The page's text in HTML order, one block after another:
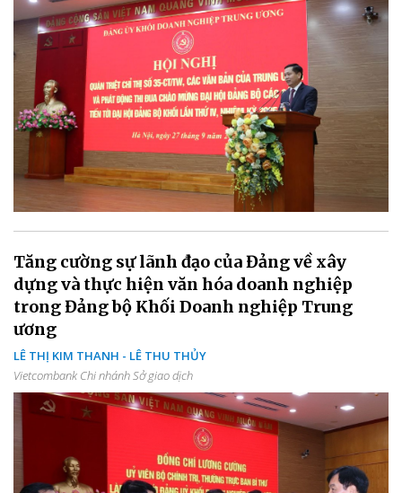
Tăng cường sự lãnh đạo của Đảng về xây
dựng và thực hiện văn hóa doanh nghiệp
trong Đảng bộ Khối Doanh nghiệp Trung
ương
LÊ THỊ KIM THANH - LÊ THU THỦY
Vietcombank Chi nhánh Sở giao dịch